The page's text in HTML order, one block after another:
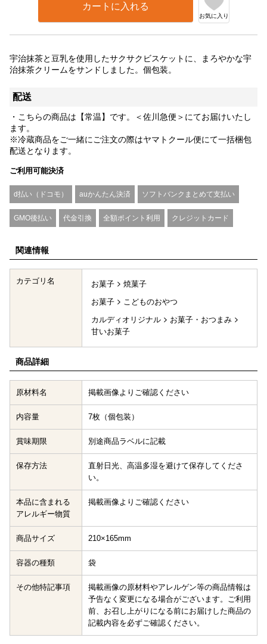
カートに入れる
お気に入り
宇治抹茶と豆乳を使用したサクサクビスケットに、まろやかな宇
治抹茶クリームをサンドしました。個包装。
配送
・こちらの商品は【常温】です。＜佐川急便＞にてお届けいたし
ます。
※冷蔵商品をご一緒にご注文の際はヤマトクール便にて一括梱包
配送となります。
ご利用可能決済
d払い（ドコモ） auかんたん決済 ソフトバンクまとめて支払い
GMO後払い 代金引換 全額ポイント利用 クレジットカード
関連情報
カテゴリ名 お菓子
焼菓子
お菓子
こどものおやつ
カルディオリジナル
お菓子・おつまみ
甘いお菓子
商品詳細
原材料名 掲載画像よりご確認ください
内容量 7枚（個包装）
賞味期限 別途商品ラベルに記載
保存方法
直射日光、高温多湿を避けて保存してくださ
い。
本品に含まれる
アレルギー物質
掲載画像よりご確認ください
商品サイズ 210×165mm
容器の種類 袋
その他特記事項
掲載画像の原材料やアレルゲン等の商品情報は
予告なく変更になる場合がございます。ご利用
前、お召し上がりになる前にお届けした商品の
記載内容を必ずご確認ください。